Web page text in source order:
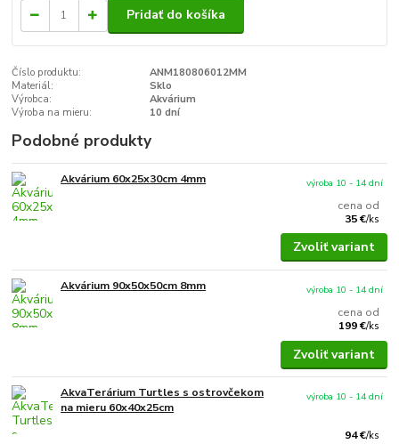
Pridať do košíka
Číslo produktu:
ANM180806012MM
Materiál:
Sklo
Výrobca:
Akvárium
Výroba na mieru:
10 dní
Podobné produkty
Akvárium 60x25x30cm 4mm
cena od
35 €/ks
výroba 10 - 14 dní
Zvoliť variant
Akvárium 90x50x50cm 8mm
cena od
199 €/ks
výroba 10 - 14 dní
Zvoliť variant
AkvaTerárium Turtles s ostrovčekom
na mieru 60x40x25cm
94 €/ks
výroba 10 - 14 dní